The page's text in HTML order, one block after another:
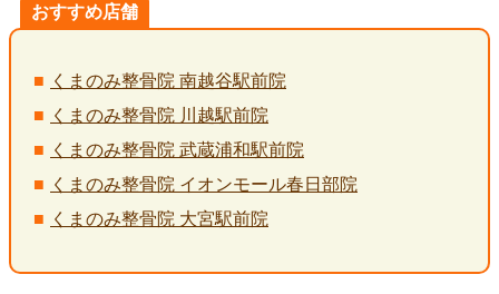
おすすめ店舗
くまのみ整骨院 南越谷駅前院
くまのみ整骨院 川越駅前院
くまのみ整骨院 武蔵浦和駅前院
くまのみ整骨院 イオンモール春日部院
くまのみ整骨院 大宮駅前院